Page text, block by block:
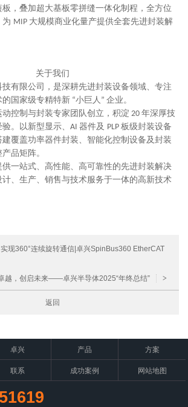
，叠加超大基板零拼缝一体化制程，全方位
为 MIP 大规模商业化量产提供全套先进封装解
关于我们
有限公司，是深耕先进封装设备领域、专注
国家级专精特新 “小巨人 ” 企业。
控制与封装专家团队创立，积淀 20 年深厚技
。以新型显示、 AI 器件及 PLP 板级封装设备
覆盖功率器件封装、智能化控制设备及封装
品矩阵。
一站式、高性能、高可靠性的先进封装解决
、生产、销售与技术服务于一体的高新技术
现360°连续旋转通信|卓兴SpinBus360 EtherCAT
越，创启未来——卓兴半导体2025“年终总结” >
返回
卓兴 产品 方案
联系 成功案例 网站地图